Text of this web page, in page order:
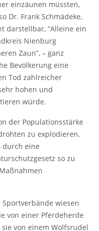
einzäunen müssten,
Dr. Frank Schmädeke,
darstellbar, “Alleine ein
Nienburg
Zaun”, – ganz
Bevölkerung eine
Tod zahlreicher
hohen und
würde.
der Populationsstärke
zu explodieren.
durch eine
so zu
wiesen
von einer Pferdeherde
von einem Wolfsrudel